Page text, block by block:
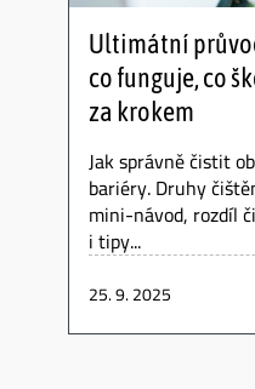
Ultimátní
co funguje, co
za krokem
Jak správně čistit
bariéry. Druhy
mini-návod, rozdíl
i tipy...
25. 9. 2025